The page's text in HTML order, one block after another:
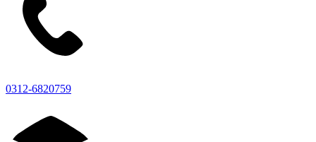
0312-6820759